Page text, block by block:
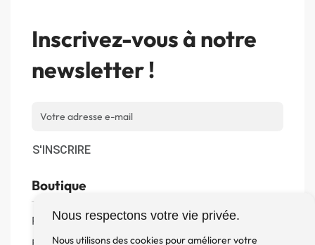
Nous respectons votre vie privée.
Nous utilisons des cookies pour améliorer votre
Inscrivez-vous à notre
newsletter !
S'INSCRIRE
Boutique
Produits